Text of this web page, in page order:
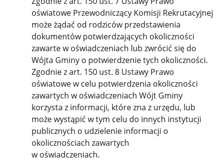
oświatowe Przewodniczący Komisji Rekrutacyjnej
może żądać od rodziców przedstawienia
dokumentów potwierdzających okoliczności
zawarte w oświadczeniach lub zwrócić się do
Wójta Gminy o potwierdzenie tych okoliczności.
Zgodnie z art. 150 ust. 8 Ustawy Prawo
oświatowe w celu potwierdzenia okoliczności
zawartych w oświadczeniach Wójt Gminy
korzysta z informacji, które zna z urzędu, lub
może wystąpić w tym celu do innych instytucji
publicznych o udzielenie informacji o
okolicznościach zawartych
w oświadczeniach.